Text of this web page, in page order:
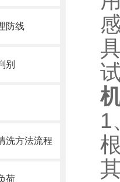
防线
别
洗方法流程
荷
1